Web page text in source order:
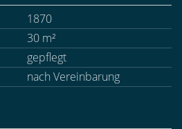
1870
30 m²
gepflegt
nach Vereinbarung